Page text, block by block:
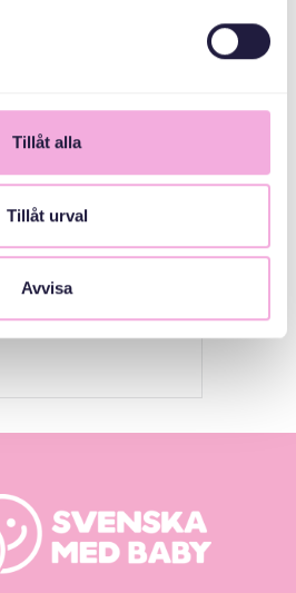
Tillåt alla
Tillåt urval
Avvisa
E-post
bokningen@svenskamedbaby.se
CO-ORGANIZERS